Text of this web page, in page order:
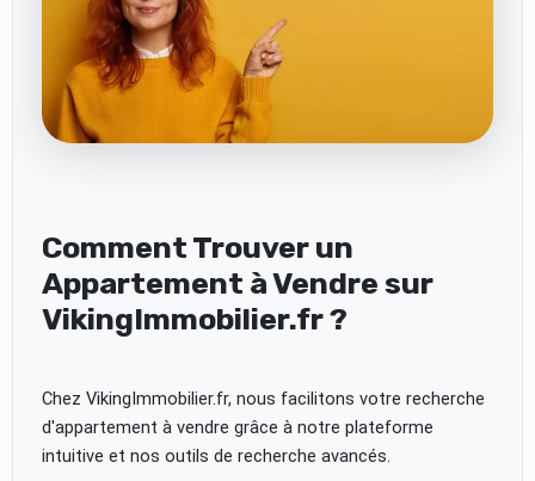
Comment Trouver un
Appartement à Vendre sur
VikingImmobilier.fr ?
Chez VikingImmobilier.fr, nous facilitons votre recherche
d'appartement à vendre grâce à notre plateforme
intuitive et nos outils de recherche avancés.